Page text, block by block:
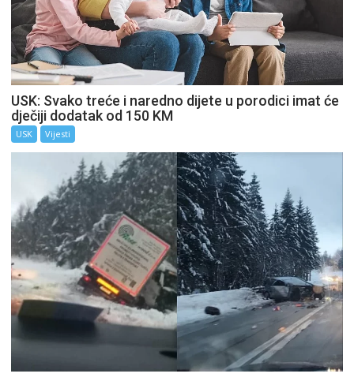
USK: Svako treće i naredno dijete u porodici imat će
dječiji dodatak od 150 KM
USK Vijesti